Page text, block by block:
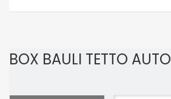
BOX BAULI TETTO AUTO